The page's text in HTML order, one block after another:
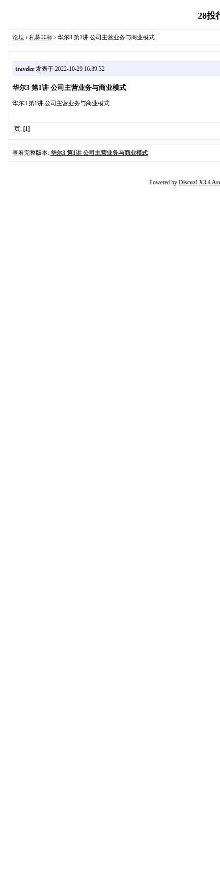
28投
论坛› 私募非标› 华尔3 第1讲 公司主营业务与商业模式
traveler发表于 2022-10-29 16:39:32
华尔3 第1讲 公司主营业务与商业模式
华尔3 第1讲 公司主营业务与商业模式
页: [1]
查看完整版本: 华尔3 第1讲 公司主营业务与商业模式
Powered by Discuz! X3.4